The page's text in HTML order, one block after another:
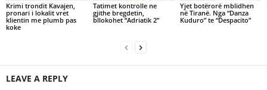
Krimi trondit Kavajen,
pronari i lokalit vret
klientin me plumb pas
koke
Tatimet kontrolle ne
gjithe bregdetin,
bllokohet “Adriatik 2”
Yjet botërorë mblidhen
në Tiranë. Nga “Danza
Kuduro” te “Despacito”
LEAVE A REPLY